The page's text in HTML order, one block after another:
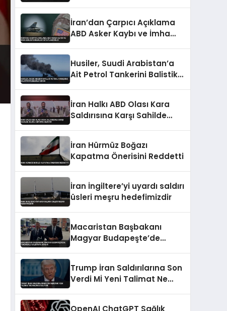
İran’dan Çarpıcı Açıklama
ABD Asker Kaybı ve İmha
Husiler, Suudi Arabistan’a
Ait Petrol Tankerini Balistik
İran Halkı ABD Olası Kara
Saldırısına Karşı Sahilde
İran Hürmüz Boğazı
Kapatma Önerisini Reddetti
İran İngiltere’yi uyardı saldırı
üsleri meşru hedefimizdir
Macaristan Başbakanı
Magyar Budapeşte’de
Trump İran Saldırılarına Son
Verdi Mİ Yeni Talimat Ne
OpenAI ChatGPT Sağlık